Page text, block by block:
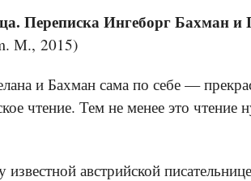
Переписка Ингеборг Бахман
М., 2015)
и Бахман сама по себе —
чтение. Тем не менее это чтение
австрийской